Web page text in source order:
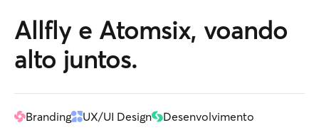
Allfly e Atomsix, voando
alto juntos.
Branding UX/UI Design Desenvolvimento